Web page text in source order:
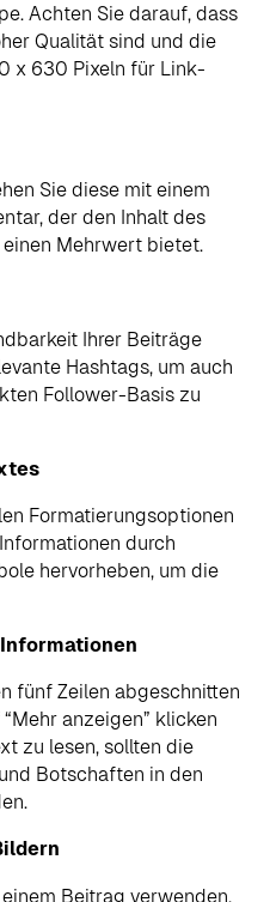
Achten Sie darauf, dass
Qualität sind und die
x 630 Pixeln für Link-
Sie diese mit einem
der den Inhalt des
Mehrwert bietet.
Ihrer Beiträge
Hashtags, um auch
Follower-Basis zu
Formatierungsoptionen
durch
hervorheben, um die
fünf Zeilen abgeschnitten
anzeigen” klicken
zu lesen, sollten die
Botschaften in den
Beitrag verwenden,